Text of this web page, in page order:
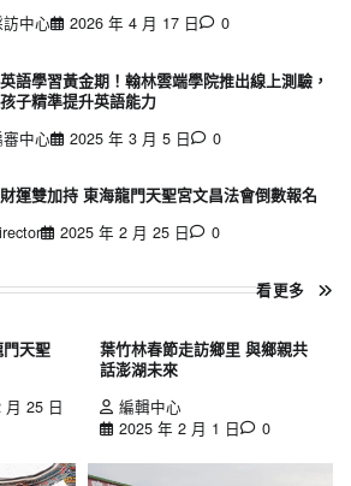
中心
2026 年 4 月 17 日 0
語學習黃金期！翰林雲端學院推出線上測驗，
子精準提升英語能力
中心
2025 年 3 月 5 日 0
運雙加持 東海龍門天聖宮文昌法會倒數報名
2025 年 2 月 25 日 0
看更多
天聖
月 25 日
葉竹林春節走訪鄉里 與鄉親共
話澎湖未來
編輯中心
2025 年 2 月 1 日
0